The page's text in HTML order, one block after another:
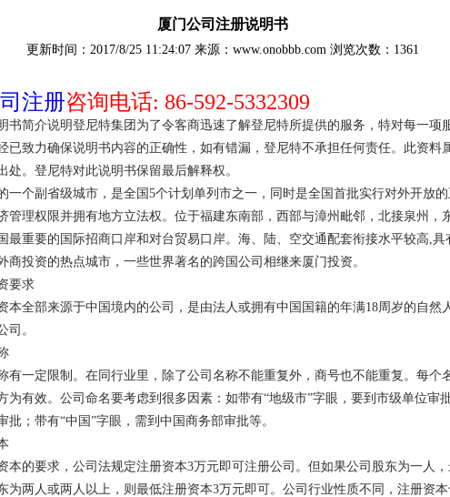
厦门公司注册说明书
更新时间： 2017/8/25 11:24:07来源： www.onobbb.com浏览次数：1361
注册咨询电话: 86-592-5332309
书简介说明登尼特集团为了令客商迅速了解登尼特所提供的服务，特对每一项
已致力确保说明书内容的正确性，如有错漏，登尼特不承担任何责任。此资料
处。登尼特对此说明书保留最后解释权。
一个副省级城市，是全国5个计划单列市之一，同时是全国首批实行对外开放
管理权限并拥有地方立法权。位于福建东南部，西部与漳州毗邻，北接泉州，
最重要的国际招商口岸和对台贸易口岸。海、陆、空交通配套衔接水平较高,具
商投资的热点城市，一些世界著名的跨国公司相继来厦门投资。
要求
本全部来源于中国境内的公司，是由法人或拥有中国国籍的年满18周岁的自然
司。
有一定限制。在同行业里，除了公司名称不能重复外，商号也不能重复。每个
为有效。公司命名要考虑到很多因素：如带有“地级市”字眼，要到市级单位审
批；带有“中国”字眼，需到中国商务部审批等。
本的要求，公司法规定注册资本3万元即可注册公司。但如果公司股东为一人
为两人或两人以上，则最低注册资本3万元即可。公司行业性质不同，注册资